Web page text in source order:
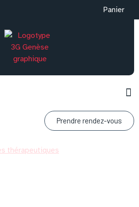
Panier
Prendre rendez-vous
thérapeutiques